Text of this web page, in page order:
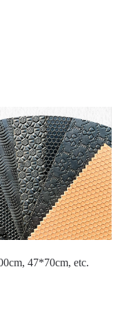
47*70cm, etc.